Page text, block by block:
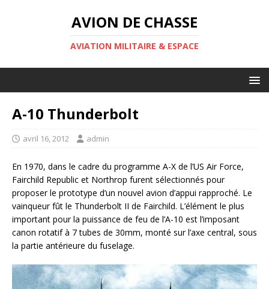
AVION DE CHASSE
AVIATION MILITAIRE & ESPACE
A-10 Thunderbolt
avril 16, 2012 admin
En 1970, dans le cadre du programme A-X de l’US Air Force,
Fairchild Republic et Northrop furent sélectionnés pour
proposer le prototype d’un nouvel avion d’appui rapproché. Le
vainqueur fût le Thunderbolt II de Fairchild. L’élément le plus
important pour la puissance de feu de l’A-10 est l’imposant
canon rotatif à 7 tubes de 30mm, monté sur l’axe central, sous
la partie antérieure du fuselage.